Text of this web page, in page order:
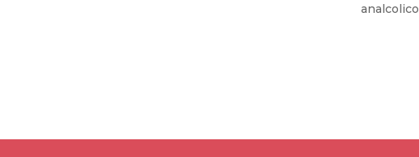
analcolico